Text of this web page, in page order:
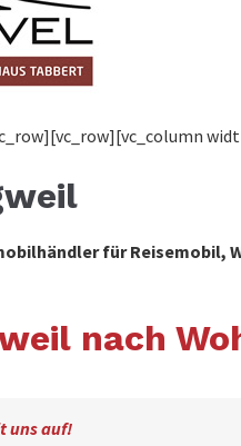
für
nach
uns auf!